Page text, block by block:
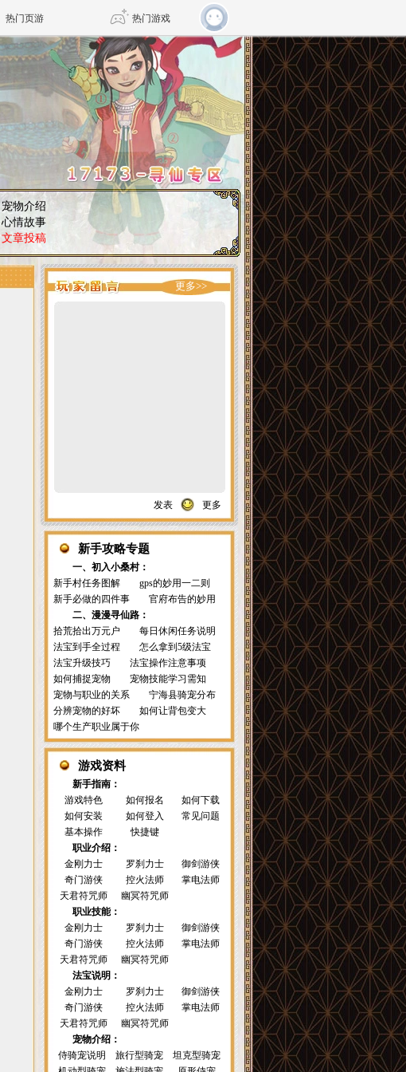
热门页游 热门游戏
魔兽 DNF 传奇4
天堂 剑网3旗舰版 新天龙八部
王权与自由 诛仙世界
仙剑世界
宠物介绍
|心情故事
文章投稿
更多>>
发表 更多
新手攻略专题
一、初入小桑村：
新手村任务图解
gps的妙用一二则
新手必做的四件事
官府布告的妙用
二、漫漫寻仙路：
拾荒拾出万元户
每日休闲任务说明
法宝到手全过程
怎么拿到5级法宝
法宝升级技巧
法宝操作注意事项
如何捕捉宠物
宠物技能学习需知
宠物与职业的关系
宁海县骑宠分布
分辨宠物的好坏
如何让背包变大
哪个生产职业属于你
游戏资料
新手指南：
游戏特色
如何报名
如何下载
如何安装
如何登入
常见问题
基本操作
快捷键
职业介绍：
金刚力士
罗刹力士
御剑游侠
奇门游侠
控火法师
掌电法师
天君符咒师
幽冥符咒师
职业技能：
金刚力士
罗刹力士
御剑游侠
奇门游侠
控火法师
掌电法师
天君符咒师
幽冥符咒师
法宝说明：
金刚力士
罗刹力士
御剑游侠
奇门游侠
控火法师
掌电法师
天君符咒师
幽冥符咒师
宠物介绍：
侍骑宠说明
旅行型骑宠
坦克型骑宠